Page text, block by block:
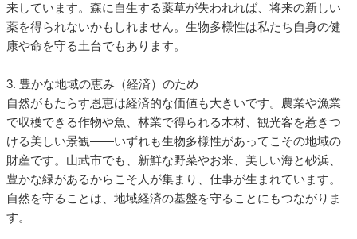
来しています。森に自生する薬草が失われれば、将来の新しい
薬を得られないかもしれません。生物多様性は私たち自身の健
康や命を守る土台でもあります。
3. 豊かな地域の恵み（経済）のため
自然がもたらす恩恵は経済的な価値も大きいです。農業や漁業
で収穫できる作物や魚、林業で得られる木材、観光客を惹きつ
ける美しい景観――いずれも生物多様性があってこその地域の
財産です。山武市でも、新鮮な野菜やお米、美しい海と砂浜、
豊かな緑があるからこそ人が集まり、仕事が生まれています。
自然を守ることは、地域経済の基盤を守ることにもつながりま
す。